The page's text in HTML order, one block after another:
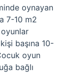
oynayan
7-10 m2
başına 10-
oyun
bağlı